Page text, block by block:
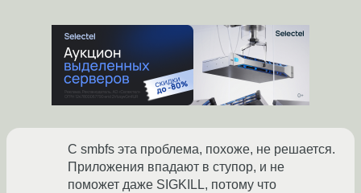
С smbfs эта проблема, похоже, не решается.
Приложения впадают в ступор, и не
поможет даже SIGKILL, потому что